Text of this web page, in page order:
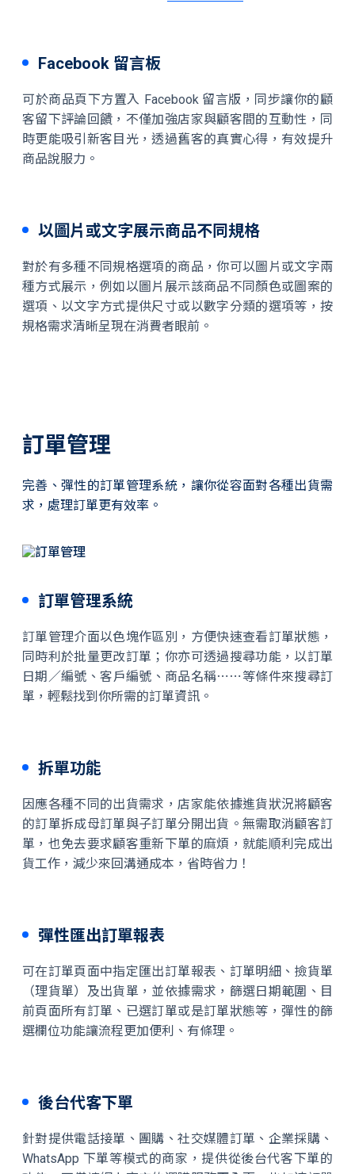
Facebook 留言板
可於商品頁下方置入 Facebook 留言版，同步讓你的顧
客留下評論回饋，不僅加強店家與顧客間的互動性，同
時更能吸引新客目光，透過舊客的真實心得，有效提升
商品說服力。
以圖片或文字展示商品不同規格
對於有多種不同規格選項的商品，你可以圖片或文字兩
種方式展示，例如以圖片展示該商品不同顏色或圖案的
選項、以文字方式提供尺寸或以數字分類的選項等，按
規格需求清晰呈現在消費者眼前。
訂單管理
完善、彈性的訂單管理系統，讓你從容面對各種出貨需
求，處理訂單更有效率。
訂單管理系統
訂單管理介面以色塊作區別，方便快速查看訂單狀態，
同時利於批量更改訂單；你亦可透過搜尋功能，以訂單
日期／編號、客戶編號、商品名稱⋯⋯等條件來搜尋訂
單，輕鬆找到你所需的訂單資訊。
拆單功能
因應各種不同的出貨需求，店家能依據進貨狀況將顧客
的訂單拆成母訂單與子訂單分開出貨。無需取消顧客訂
單，也免去要求顧客重新下單的麻煩，就能順利完成出
貨工作，減少來回溝通成本，省時省力！
彈性匯出訂單報表
可在訂單頁面中指定匯出訂單報表、訂單明細、撿貨單
（理貨單）及出貨單，並依據需求，篩選日期範圍、目
前頁面所有訂單、已選訂單或是訂單狀態等，彈性的篩
選欄位功能讓流程更加便利、有條理。
後台代客下單
針對提供電話接單、團購、社交媒體訂單、企業採購、
WhatsApp 下單等模式的商家，提供從後台代客下單的